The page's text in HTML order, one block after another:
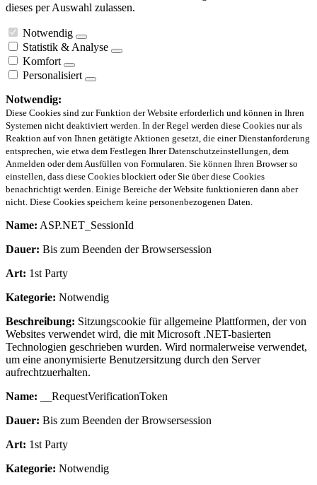
dieses per Auswahl zulassen.
Notwendig
Statistik & Analyse
Komfort
Personalisiert
Notwendig:
Diese Cookies sind zur Funktion der Website erforderlich und können in Ihren
Systemen nicht deaktiviert werden. In der Regel werden diese Cookies nur als
Reaktion auf von Ihnen getätigte Aktionen gesetzt, die einer Dienstanforderung
entsprechen, wie etwa dem Festlegen Ihrer Datenschutzeinstellungen, dem
Anmelden oder dem Ausfüllen von Formularen. Sie können Ihren Browser so
einstellen, dass diese Cookies blockiert oder Sie über diese Cookies
benachrichtigt werden. Einige Bereiche der Website funktionieren dann aber
nicht. Diese Cookies speichern keine personenbezogenen Daten.
Name: ASP.NET_SessionId
Dauer: Bis zum Beenden der Browsersession
Art: 1st Party
Kategorie: Notwendig
Beschreibung: Sitzungscookie für allgemeine Plattformen, der von
Websites verwendet wird, die mit Microsoft .NET-basierten
Technologien geschrieben wurden. Wird normalerweise verwendet,
um eine anonymisierte Benutzersitzung durch den Server
aufrechtzuerhalten.
Name: __RequestVerificationToken
Dauer: Bis zum Beenden der Browsersession
Art: 1st Party
Kategorie: Notwendig